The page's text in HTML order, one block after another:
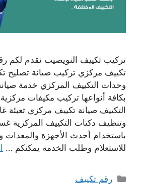
تركيب تكييف النويصيب نقدم لكم
تكييف مركزي تركيب صيانة تصليح
وحدات التكييف المركزي خدمة
بكافة أنواعها تركيب مكيفات
التكييف صيانة تكييف مركزي تعبئة
وتنظيف دكتات التكييف المركزية
باستخدام أحدث الأجهزة والمعدات
للاستعلام وطلب الخدمة يمكنكم …
التصنيفات
رقم تكييف